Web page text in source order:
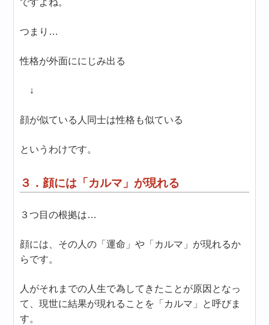
ですよね。
つまり…
性格が外面ににじみ出る
↓
顔が似ている人同士は性格も似ている
というわけです。
３．顔には「カルマ」が現れる
３つ目の根拠は…
顔には、その人の「運命」や「カルマ」が現れるか
らです。
人がそれまでの人生で為してきたことが原因となっ
て、現世に結果が現れることを「カルマ」と呼びま
す。